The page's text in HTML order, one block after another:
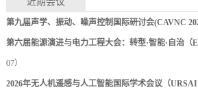
第九届声学、振动、噪声控制国际研讨会(CAVNC
第六届能源演进与电力工程大会：转型·智能·自治（
07）
2026年无人机遥感与人工智能国际学术会议（URSAI